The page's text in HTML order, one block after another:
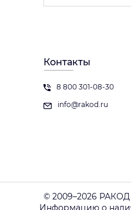
Контакты
8 800 301-08-30
info@rakod.ru
© 2009–2026 РАКОД